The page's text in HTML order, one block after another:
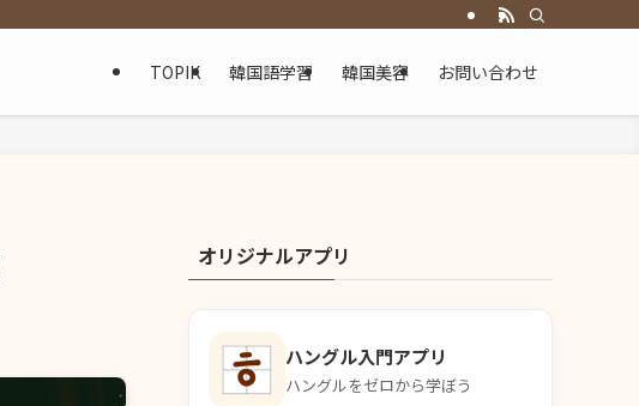
TOPIK 韓国語学習 韓国美容 お問い合わせ
オリジナルアプリ
ハングル入門アプリ
ハングルをゼロから学ぼう